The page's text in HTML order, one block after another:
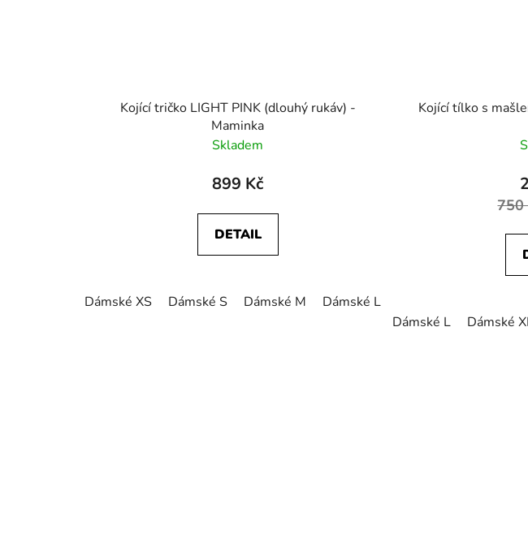
Kojící tričko LIGHT PINK (dlouhý rukáv) -
Maminka
Skladem
899 Kč
DETAIL
Dámské XS Dámské S Dámské M Dámské L
Kojící tílko s
750
Dámské L Dámské